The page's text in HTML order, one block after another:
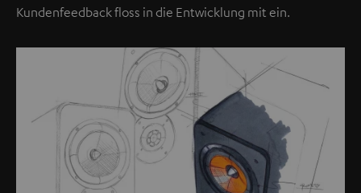
Kundenfeedback floss in die Entwicklung mit ein.